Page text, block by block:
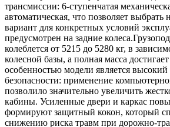
трансмиссии: 6-ступенчатая
автоматическая, что позволяет
вариант для конкретных условий
предусмотрен на задние
колеблется от 5215 до 5280 кг, в
колесной базы, а полная масса
особенностью модели является высокий
безопасности: применение
позволило значительно увеличить
кабины. Усиленные двери и каркас
формируют защитный кокон, который
снижению риска травм при дорожно-